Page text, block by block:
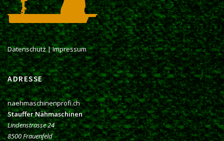
Datenschutz|Impressum
ADRESSE
naehmaschinenprofi.ch
Stauffer Nähmaschinen
Lindenstrasse 24
8500 Frauenfeld